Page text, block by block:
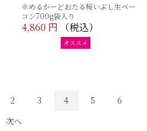
※めるかーどおたる桜いぶし生ベー
コン700g袋入り
4,860 円 （税込）
オススメ
2 3 4 5
6
次へ